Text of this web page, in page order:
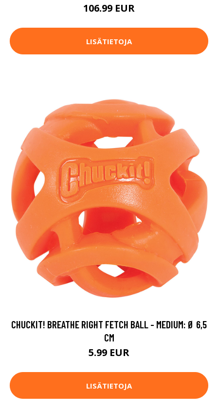
106.99 EUR
LISÄTIETOJA
CHUCKIT! BREATHE RIGHT FETCH BALL - MEDIUM: Ø 6,5
CM
5.99 EUR
LISÄTIETOJA